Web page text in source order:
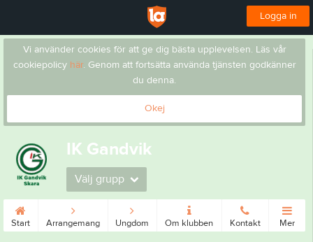
Logga in
Vi använder cookies för att ge dig bästa upplevelsen. Läs vår
cookiepolicy här. Genom att fortsätta använda tjänsten godkänner
du denna.
Okej
IK Gandvik
Välj grupp
Start Arrangemang Ungdom Om klubben Kontakt Mer